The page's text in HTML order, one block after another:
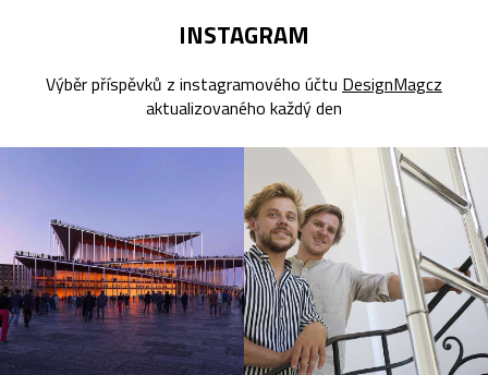
INSTAGRAM
Výběr příspěvků z instagramového účtu DesignMagcz
aktualizovaného každý den